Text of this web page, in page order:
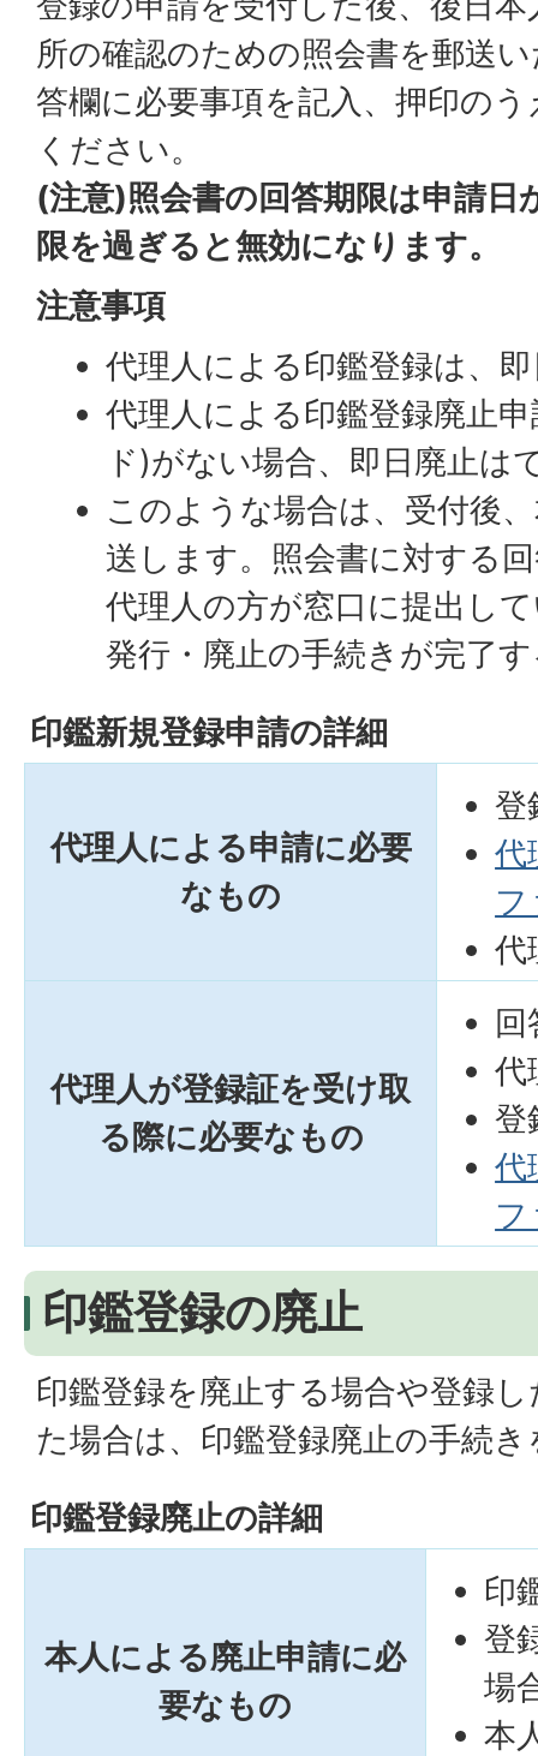
所の確認のための照会書を郵送
答欄に必要事項を記入、押印の
ください。
(注意)照会書の回答期限は申請日
限を過ぎると無効になります。
注意事項
代理人による印鑑登録は、
代理人による印鑑登録廃止
ド)がない場合、即日廃止は
このような場合は、受付後
送します。照会書に対する
代理人の方が窓口に提出し
発行・廃止の手続きが完了
印鑑新規登録申請の詳細
代理人による申請に必要
なもの
登
代
フ
代
代理人が登録証を受け取
る際に必要なもの
回
代
登
代
フ
印鑑登録の廃止
印鑑登録を廃止する場合や登録
た場合は、印鑑登録廃止の手続
印鑑登録廃止の詳細
本人による廃止申請に必
要なもの
印
登
場
本